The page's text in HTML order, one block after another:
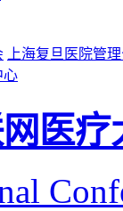
上海复旦医院管理
心
医疗